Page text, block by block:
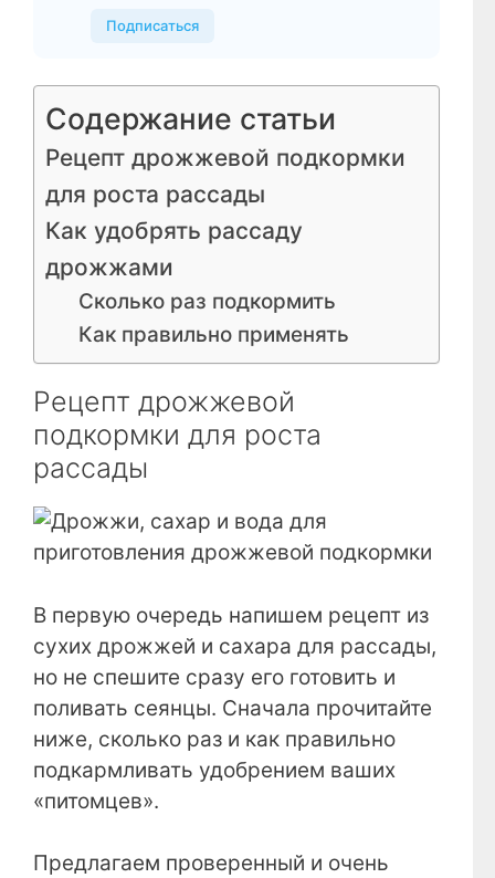
Подписаться
Содержание статьи
Рецепт дрожжевой подкормки
для роста рассады
Как удобрять рассаду
дрожжами
Сколько раз подкормить
Как правильно применять
Рецепт дрожжевой
подкормки для роста
рассады
В первую очередь напишем рецепт из
сухих дрожжей и сахара для рассады,
но не спешите сразу его готовить и
поливать сеянцы. Сначала прочитайте
ниже, сколько раз и как правильно
подкармливать удобрением ваших
«питомцев».
Предлагаем проверенный и очень